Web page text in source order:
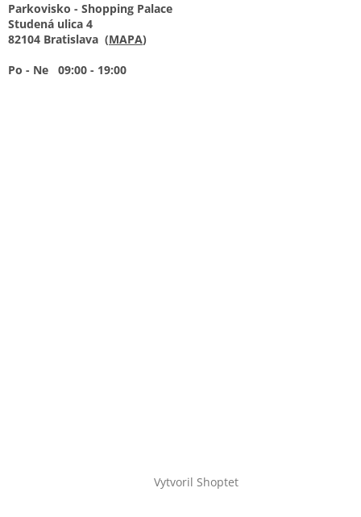
Parkovisko - Shopping Palace
Studená ulica 4
82104 Bratislava (MAPA)
Po - Ne 09:00 - 19:00
Vytvoril Shoptet